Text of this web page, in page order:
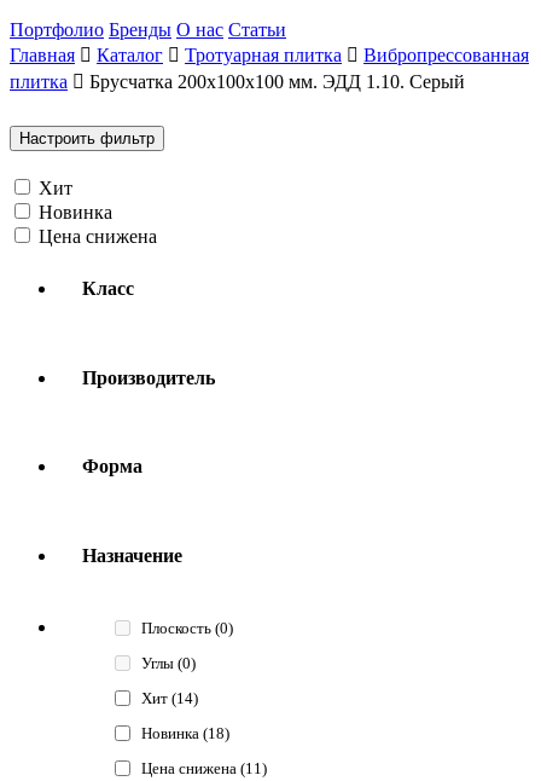
Портфолио Бренды О нас Статьи
Главная
Каталог Тротуарная плитка
Вибропрессованная
плитка
Брусчатка 200х100х100 мм. ЭДД 1.10. Серый
Настроить фильтр
Хит
Новинка
Цена снижена
Класс
Производитель
Форма
Назначение
Плоскость (0)
Углы (0)
Хит (14)
Новинка (18)
Цена снижена (11)